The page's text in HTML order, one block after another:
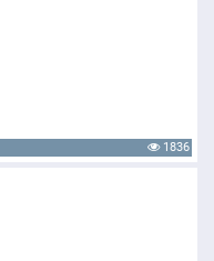
1836